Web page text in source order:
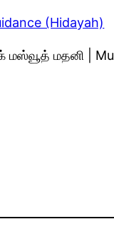
(Hidayah)
மஸ்வூத் மதனி |